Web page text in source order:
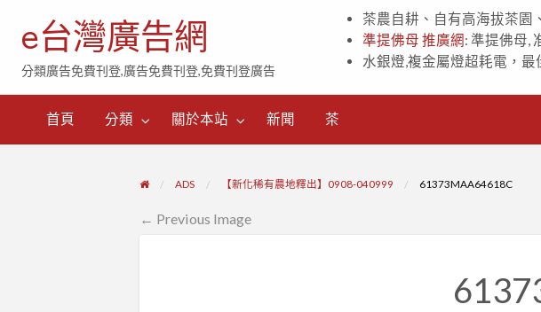
e台灣廣告網
分類廣告免費刊登,廣告免費刊登,免費刊登廣告
茶農自耕、自有高海拔茶園
準提佛母 推廣網: 準提佛母,
水銀燈,複金屬燈超耗電，
首頁 分類 關於本站 新聞 茶
ADS 【新化稀有農地釋出】0908-040999 61373MAA64618C
← Previous Image